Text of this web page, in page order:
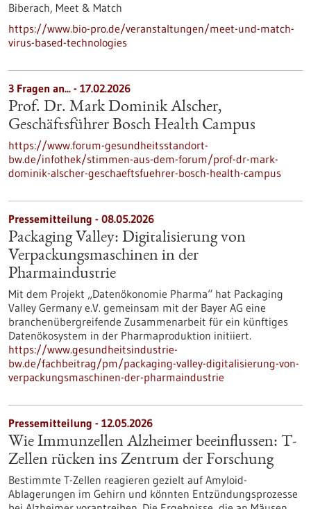
Biberach, Meet & Match
https://www.bio-pro.de/veranstaltungen/meet-und-match-
virus-based-technologies
3 Fragen an... - 17.02.2026
Prof. Dr. Mark Dominik Alscher,
Geschäftsführer Bosch Health Campus
https://www.forum-gesundheitsstandort-
bw.de/infothek/stimmen-aus-dem-forum/prof-dr-mark-
dominik-alscher-geschaeftsfuehrer-bosch-health-campus
Pressemitteilung - 08.05.2026
Packaging Valley: Digitalisierung von
Verpackungsmaschinen in der
Pharmaindustrie
Mit dem Projekt „Datenökonomie Pharma“ hat Packaging
Valley Germany e.V. gemeinsam mit der Bayer AG eine
branchenübergreifende Zusammenarbeit für ein künftiges
Datenökosystem in der Pharmaproduktion initiiert.
https://www.gesundheitsindustrie-
bw.de/fachbeitrag/pm/packaging-valley-digitalisierung-von-
verpackungsmaschinen-der-pharmaindustrie
Pressemitteilung - 12.05.2026
Wie Immunzellen Alzheimer beeinflussen: T-
Zellen rücken ins Zentrum der Forschung
Bestimmte T-Zellen reagieren gezielt auf Amyloid-
Ablagerungen im Gehirn und könnten Entzündungsprozesse